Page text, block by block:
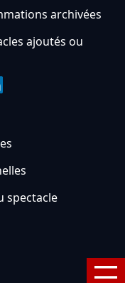
archivées
ajoutés ou
spectacle